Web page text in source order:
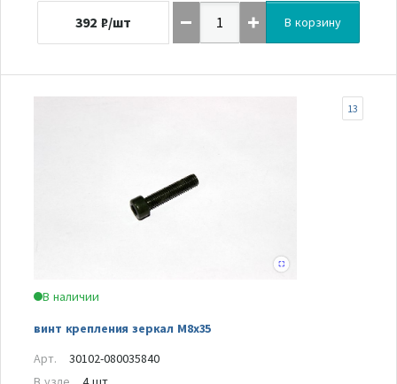
392 ₽/шт В корзину
В наличии
винт крепления зеркал М8х35
13
Арт.
30102-080035840